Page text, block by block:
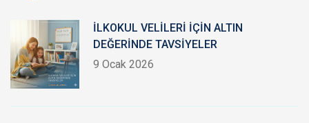
İLKOKUL VELİLERİ İÇİN ALTIN
DEĞERİNDE TAVSİYELER
9 Ocak 2026